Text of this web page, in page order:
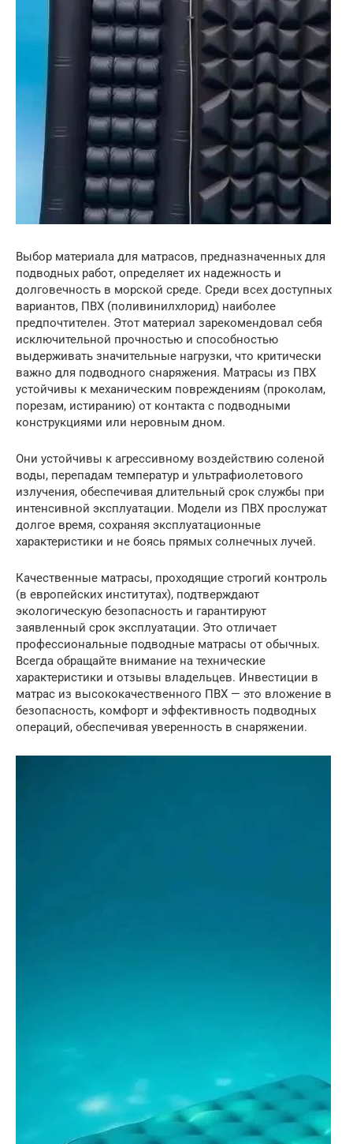
Выбор материала для матрасов, предназначенных для
подводных работ, определяет их надежность и
долговечность в морской среде. Среди всех доступных
вариантов, ПВХ (поливинилхлорид) наиболее
предпочтителен. Этот материал зарекомендовал себя
исключительной прочностью и способностью
выдерживать значительные нагрузки, что критически
важно для подводного снаряжения. Матрасы из ПВХ
устойчивы к механическим повреждениям (проколам,
порезам, истиранию) от контакта с подводными
конструкциями или неровным дном.
Они устойчивы к агрессивному воздействию соленой
воды, перепадам температур и ультрафиолетового
излучения, обеспечивая длительный срок службы при
интенсивной эксплуатации. Модели из ПВХ прослужат
долгое время, сохраняя эксплуатационные
характеристики и не боясь прямых солнечных лучей.
Качественные матрасы, проходящие строгий контроль
(в европейских институтах), подтверждают
экологическую безопасность и гарантируют
заявленный срок эксплуатации. Это отличает
профессиональные подводные матрасы от обычных.
Всегда обращайте внимание на технические
характеристики и отзывы владельцев. Инвестиции в
матрас из высококачественного ПВХ — это вложение в
безопасность, комфорт и эффективность подводных
операций, обеспечивая уверенность в снаряжении.